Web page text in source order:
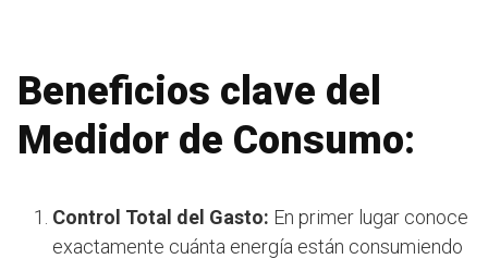
Beneficios clave del
Medidor de Consumo:
Control Total del Gasto: En primer lugar conoce
exactamente cuánta energía están consumiendo